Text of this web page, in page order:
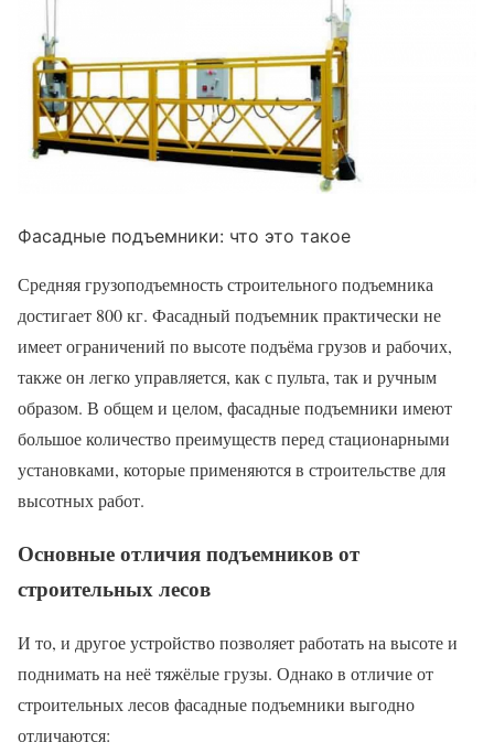
Фасадные подъемники: что это такое
Средняя грузоподъемность строительного подъемника
достигает 800 кг. Фасадный подъемник практически не
имеет ограничений по высоте подъёма грузов и рабочих,
также он легко управляется, как с пульта, так и ручным
образом. В общем и целом, фасадные подъемники имеют
большое количество преимуществ перед стационарными
установками, которые применяются в строительстве для
высотных работ.
Основные отличия подъемников от
строительных лесов
И то, и другое устройство позволяет работать на высоте и
поднимать на неё тяжёлые грузы. Однако в отличие от
строительных лесов фасадные подъемники выгодно
отличаются: